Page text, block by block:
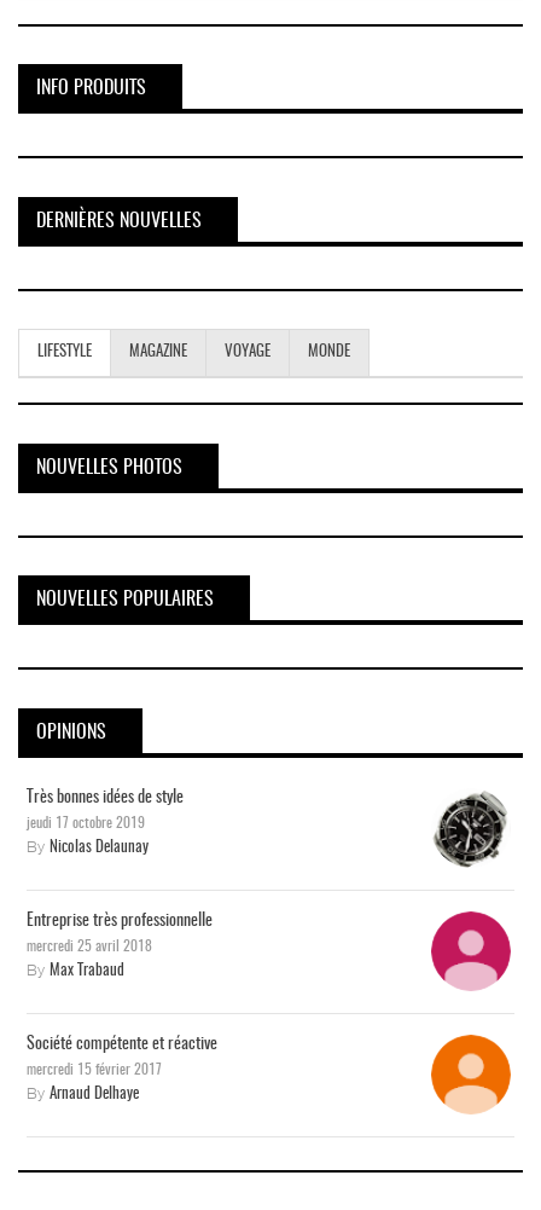
INFO PRODUITS
DERNIÈRES NOUVELLES
LIFESTYLE MAGAZINE VOYAGE MONDE
NOUVELLES PHOTOS
NOUVELLES POPULAIRES
OPINIONS
Très bonnes idées de style
jeudi 17 octobre 2019
By Nicolas Delaunay
Entreprise très professionnelle
mercredi 25 avril 2018
By Max Trabaud
Société compétente et réactive
mercredi 15 février 2017
By Arnaud Delhaye